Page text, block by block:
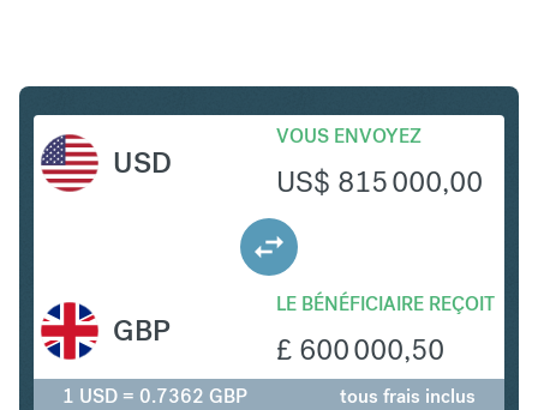
USD
VOUS ENVOYEZ
US$ 815 000,00
LE BÉNÉFICIAIRE REÇOIT
£ 600 000,50
GBP
1 USD = 0.7362 GBP tous frais inclus